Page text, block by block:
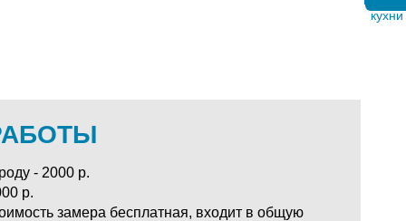
- 2000 р.
р.
замера бесплатная, входит в общую